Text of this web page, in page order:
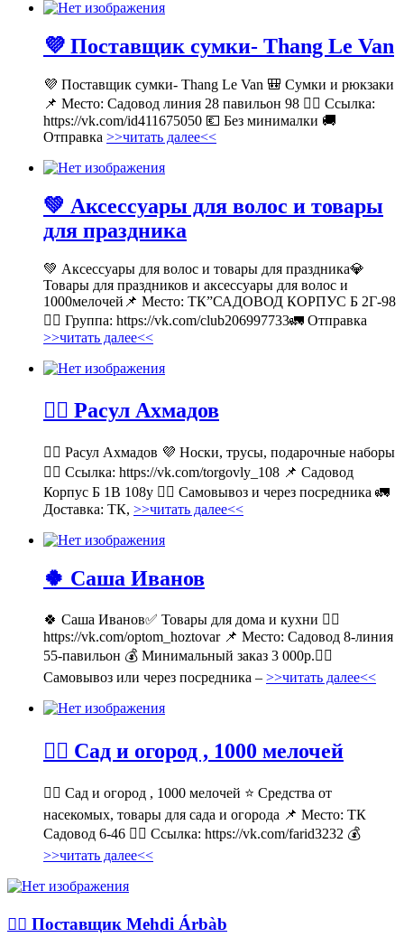
💜 Поставщик сумки- Thang Le Van
💜 Поставщик сумки- Thang Le Van 🎒 Сумки и рюкзаки
📌 Место: Садовод линия 28 павильон 98 👉🏻 Ссылка:
https://vk.com/id411675050 💶 Без минималки 🚚
Отправка >>читать далее<<
💚 Аксессуары для волос и товары
для праздника
💚 Аксессуары для волос и товары для праздника💎
Товары для праздников и аксессуары для волос и
1000мелочей📌 Место: ТК”САДОВОД КОРПУС Б 2Г-98
👉🏻 Группа: https://vk.com/club206997733🚛 Отправка
>>читать далее<<
💁‍♂ Расул Ахмадов
💁‍♂ Расул Ахмадов 💜 Носки, трусы, подарочные наборы
👉🏻 Ссылка: https://vk.com/torgovly_108 📌 Садовод
Корпус Б 1В 108у 🚶‍♂ Самовывоз и через посредника 🚛
Доставка: ТК, >>читать далее<<
🍀 Саша Иванов
🍀 Саша Иванов✅ Товары для дома и кухни 👉🏻
https://vk.com/optom_hoztovar 📌 Место: Садовод 8-линия
55-павильон 💰 Минимальный заказ 3 000р.🚶‍♀
Самовывоз или через посредника – >>читать далее<<
💁‍♂ Сад и огород , 1000 мелочей
💁‍♂ Сад и огород , 1000 мелочей ⭐ Средства от
насекомых, товары для сада и огорода 📌 Место: ТК
Садовод 6-46 👉🏻 Ссылка: https://vk.com/farid3232 💰
>>читать далее<<
💁‍♂ Поставщик Mehdi Árbàb